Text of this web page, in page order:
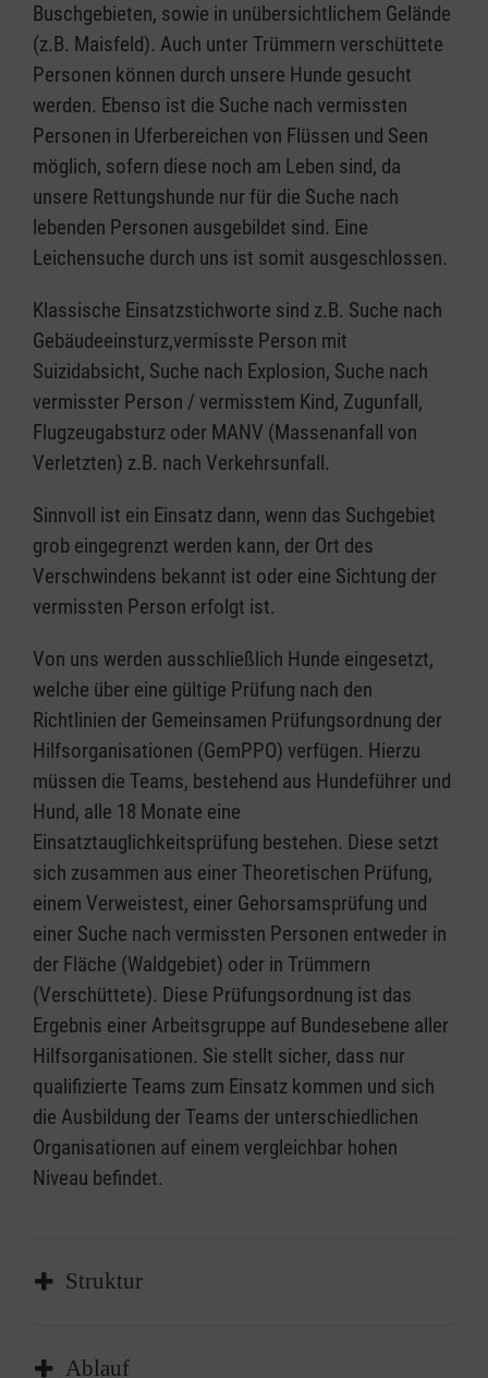
Buschgebieten, sowie in unübersichtlichem Gelände
(z.B. Maisfeld). Auch unter Trümmern verschüttete
Personen können durch unsere Hunde gesucht
werden. Ebenso ist die Suche nach vermissten
Personen in Uferbereichen von Flüssen und Seen
möglich, sofern diese noch am Leben sind, da
unsere Rettungshunde nur für die Suche nach
lebenden Personen ausgebildet sind. Eine
Leichensuche durch uns ist somit ausgeschlossen.
Klassische Einsatzstichworte sind z.B. Suche nach
Gebäudeeinsturz,vermisste Person mit
Suizidabsicht, Suche nach Explosion, Suche nach
vermisster Person / vermisstem Kind, Zugunfall,
Flugzeugabsturz oder MANV (Massenanfall von
Verletzten) z.B. nach Verkehrsunfall.
Sinnvoll ist ein Einsatz dann, wenn das Suchgebiet
grob eingegrenzt werden kann, der Ort des
Verschwindens bekannt ist oder eine Sichtung der
vermissten Person erfolgt ist.
Von uns werden ausschließlich Hunde eingesetzt,
welche über eine gültige Prüfung nach den
Richtlinien der Gemeinsamen Prüfungsordnung der
Hilfsorganisationen (GemPPO) verfügen. Hierzu
müssen die Teams, bestehend aus Hundeführer und
Hund, alle 18 Monate eine
Einsatztauglichkeitsprüfung bestehen. Diese setzt
sich zusammen aus einer Theoretischen Prüfung,
einem Verweistest, einer Gehorsamsprüfung und
einer Suche nach vermissten Personen entweder in
der Fläche (Waldgebiet) oder in Trümmern
(Verschüttete). Diese Prüfungsordnung ist das
Ergebnis einer Arbeitsgruppe auf Bundesebene aller
Hilfsorganisationen. Sie stellt sicher, dass nur
qualifizierte Teams zum Einsatz kommen und sich
die Ausbildung der Teams der unterschiedlichen
Organisationen auf einem vergleichbar hohen
Niveau befindet.
Struktur
Ablauf